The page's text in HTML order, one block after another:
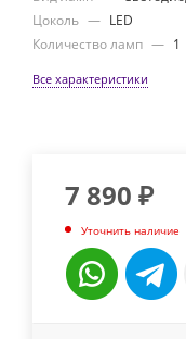
Цоколь — LED
Количество ламп — 1
Все характеристики
7 890 ₽
Уточнить наличие